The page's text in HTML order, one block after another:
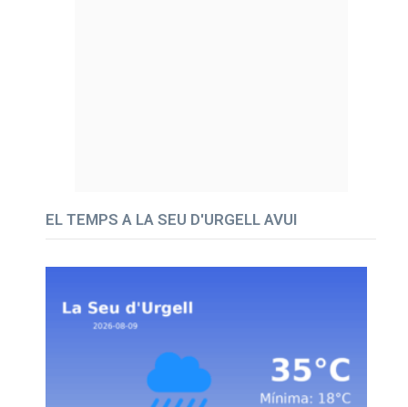
EL TEMPS A LA SEU D'URGELL AVUI